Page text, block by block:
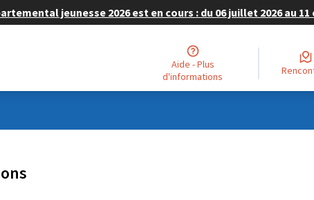
jeunesse 2026 est en cours : du 06 juillet 2026 au 11
Aide - Plus
d'informations